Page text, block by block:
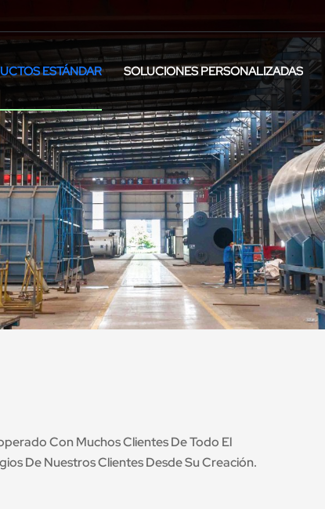
ESTÁNDAR SOLUCIONES PERSONALIZADAS
Con Muchos Clientes De Todo El
De Nuestros Clientes Desde Su Creación.